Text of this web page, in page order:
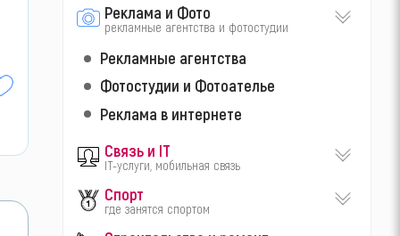
Реклама и Фото
рекламные агентства и фотостудии
Рекламные агентства
Фотостудии и Фотоателье
Реклама в интернете
Связь и IT
IT-услуги, мобильная связь
Спорт
где занятся спортом